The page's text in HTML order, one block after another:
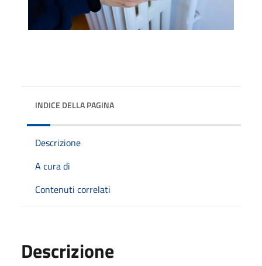
INDICE DELLA PAGINA
Descrizione
A cura di
Contenuti correlati
Descrizione